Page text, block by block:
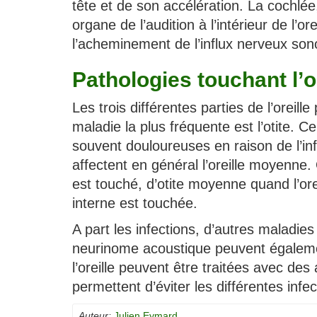
tête et de son accélération. La
organe de l’audition à l’intérieur de
l’acheminement de l’influx nerveux
Pathologies touchant
Les trois différentes parties de
maladie la plus fréquente est l’otite.
souvent douloureuses en raison de
affectent en général l’oreille
est touché, d’otite moyenne quand
interne est touchée.
A part les infections, d’autres
neurinome acoustique peuvent
l’oreille peuvent être traitées avec
permettent d’éviter les différentes